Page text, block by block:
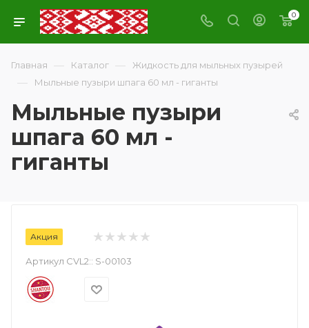
0
Главная — Каталог — Жидкость для мыльных пузырей
— Мыльные пузыри шпага 60 мл - гиганты
Мыльные пузыри
шпага 60 мл -
гиганты
Акция
Артикул CVL2:: S-00103